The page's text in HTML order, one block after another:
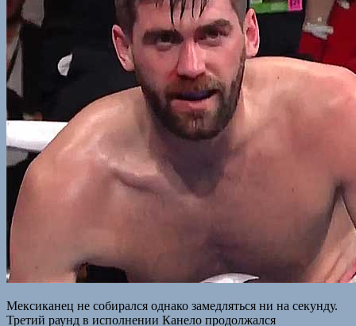
Мексиканец не собирался однако замедляться ни на секунду.
Третий раунд в исполнении Канело продолжался